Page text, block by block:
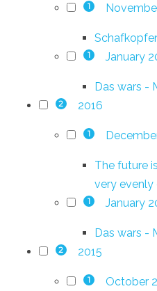
1
1 January
Das wars -
2 2016
1
The future
very evenly
1 January
Das wars -
2 2015
1 October